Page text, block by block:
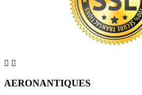
 
AERONANTIQUES